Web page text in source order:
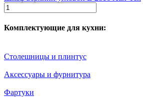
Комплектующие для кухни:
Столешницы и плинтус
Аксессуары и фурнитура
Фартуки